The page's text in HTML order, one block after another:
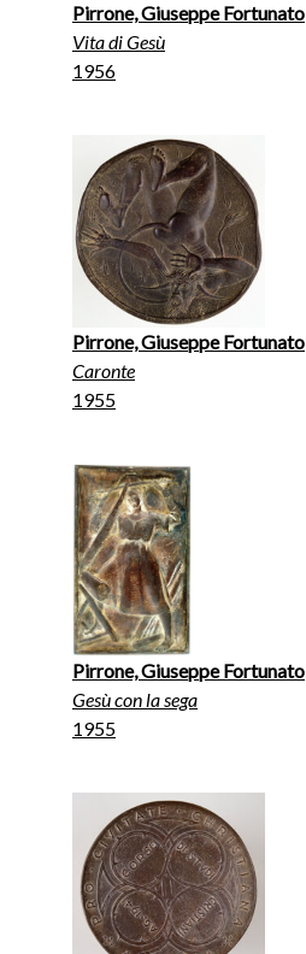
Pirrone, Giuseppe Fortunato
Vita di Gesù
1956
Pirrone, Giuseppe Fortunato
Caronte
1955
Pirrone, Giuseppe Fortunato
Gesù con la sega
1955